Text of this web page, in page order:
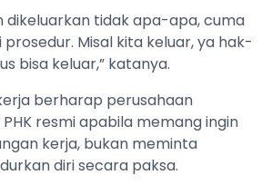
dikeluarkan tidak apa-apa, cuma
Misal kita keluar, ya hak-
bisa keluar,” katanya.
berharap perusahaan
resmi apabila memang ingin
kerja, bukan meminta
diri secara paksa.